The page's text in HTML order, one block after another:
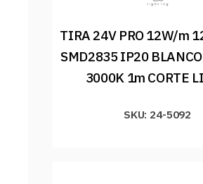
TIRA 24V PRO 12W/m
SMD2835 IP20
3000K 1m CORTE
SKU: 24-5092